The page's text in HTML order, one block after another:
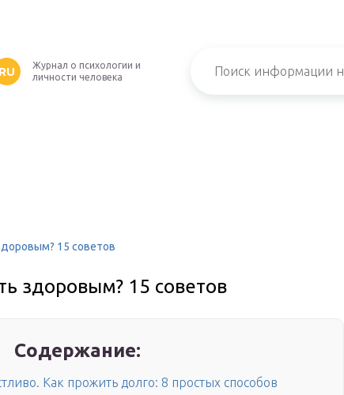
RU
Журнал о психологии и
личности человека
15 советов
здоровым? 15 советов
Содержание:
Как прожить долго: 8 простых способов